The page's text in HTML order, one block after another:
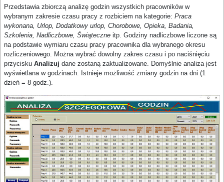
Przedstawia zbiorczą analizę godzin wszystkich pracowników w
wybranym zakresie czasu pracy z rozbiciem na kategorie: Praca
wykonana, Urlop, Dodatkowy urlop, Chorobowe, Opieka, Badania,
Szkolenia, Nadliczbowe, Świąteczne itp. Godziny nadliczbowe liczone są
na podstawie wymiaru czasu pracy pracownika dla wybranego okresu
rozliczeniowego. Można wybrać dowolny zakres czasu i po naciśnięciu
przycisku Analizuj dane zostaną zaktualizowane. Domyślnie analiza jest
wyświetlana w godzinach. Istnieje możliwość zmiany godzin na dni (1
dzień = 8 godz.).